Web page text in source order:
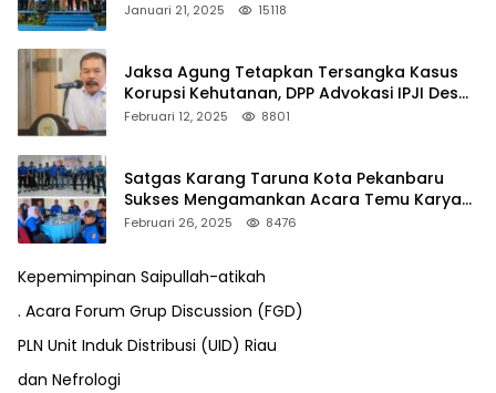
Januari 21, 2025 15118
Jaksa Agung Tetapkan Tersangka Kasus
Korupsi Kehutanan, DPP Advokasi IPJI Desak
Pengusutan Pajak RAPP
Februari 12, 2025 8801
Satgas Karang Taruna Kota Pekanbaru
Sukses Mengamankan Acara Temu Karya
VII Karang Taruna Pekanbaru
Februari 26, 2025 8476
Kepemimpinan Saipullah-atikah
. Acara Forum Grup Discussion (FGD)
PLN Unit Induk Distribusi (UID) Riau
dan Nefrologi